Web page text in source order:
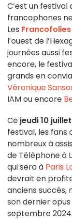
C’est un festival
francophones
Les
l’ouest de
journées aussi
encore, le
grands en
Véronique
IAM ou encore
Ce jeudi 10
festival, les fans
nombreux à
de Téléphone à
qui sera à Paris
devrait en
anciens succès,
son dernier
septembre 2024.